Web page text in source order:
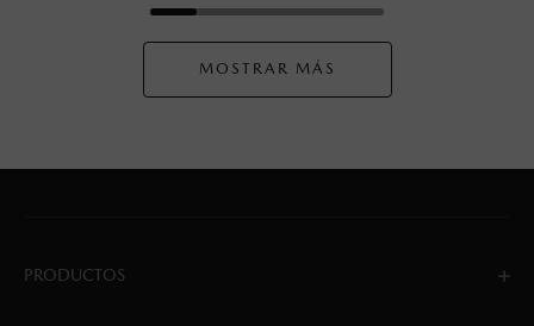
MOSTRAR MÁS
PRODUCTOS